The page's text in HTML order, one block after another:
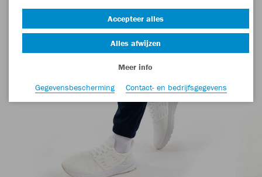
Accepteer alles
Alles afwijzen
Meer info
Gegevensbescherming
Contact- en bedrijfsgegevens